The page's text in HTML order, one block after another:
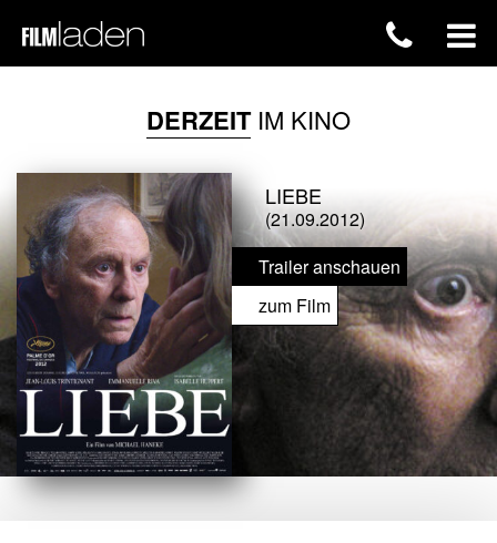
DERZEITIM KINO
LIEBE
(21.09.2012)
Trailer anschauen
zum Film